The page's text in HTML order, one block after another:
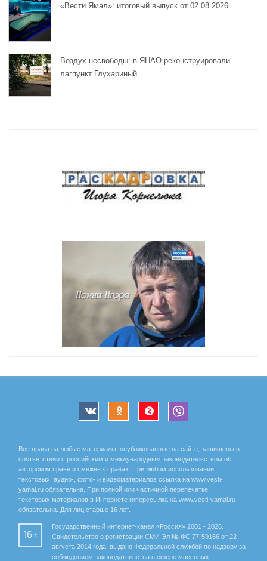
«Вести Ямал»: итоговый выпуск от 02.08.2026
Воздух несвободы: в ЯНАО реконструировали
лагпункт Глухариный
Все права на любые материалы, опубликованные на сайте, защищены в
соответствии с российским и международным законодательством об
авторском праве и смежных правах. При любом использовании
текстовых, аудио-, фото- и видеоматериалов ссылка на www.vesti-
yamal.ru обязательна. При полной или частичной перепечатке
текстовых материалов в Интернете гиперссылка на www.vesti-yamal.ru
обязательна. Для лиц старше 16 лет.
16+
Государственный интернет-канал «Россия» 2001 - 2026.
Свидетельство о регистрации СМИ Эл № ФС 77-59166 от 22
августа 2014 года, выдано Федеральной службой по надзору за
соблюдением законодательства в сфере массовых